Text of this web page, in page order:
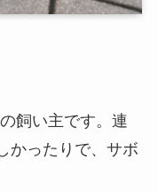
飼い主です。連
かったりで、サボ